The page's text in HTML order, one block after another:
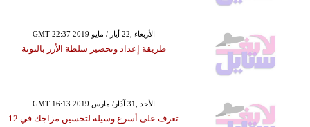
GMT 22:37 2019 الأربعاء ,22 أيار / مايو
طريقة إعداد وتحضير سلطة الأرز بالتونة
GMT 16:13 2019 الأحد ,31 آذار/ مارس
تعرف على أسرع وسيلة لتحسين مزاجك في 12